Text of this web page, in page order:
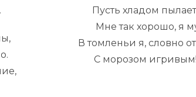
Пусть хладом
Мне так хорошо, я
В томленьи я, словно
С морозом